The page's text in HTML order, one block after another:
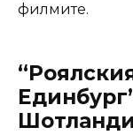
филмите.